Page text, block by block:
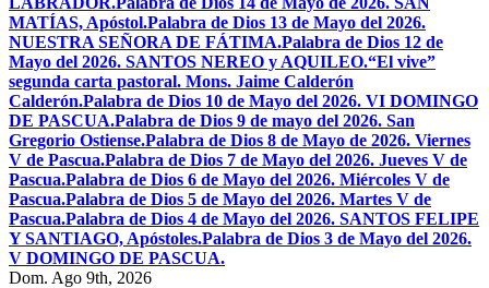
MATÍAS, Apóstol.Palabra de Dios 13 de Mayo del 2026.
NUESTRA SEÑORA DE FÁTIMA.Palabra de Dios 12 de
Mayo del 2026. SANTOS NEREO y AQUILEO.“El vive”
segunda carta pastoral. Mons. Jaime Calderón
Calderón.Palabra de Dios 10 de Mayo del 2026. VI DOMINGO
DE PASCUA.Palabra de Dios 9 de mayo del 2026. San
Gregorio Ostiense.Palabra de Dios 8 de Mayo de 2026. Viernes
V de Pascua.Palabra de Dios 7 de Mayo del 2026. Jueves V de
Pascua.Palabra de Dios 6 de Mayo del 2026. Miércoles V de
Pascua.Palabra de Dios 5 de Mayo del 2026. Martes V de
Pascua.Palabra de Dios 4 de Mayo del 2026. SANTOS FELIPE
Y SANTIAGO, Apóstoles.Palabra de Dios 3 de Mayo del 2026.
V DOMINGO DE PASCUA.
Dom. Ago 9th, 2026